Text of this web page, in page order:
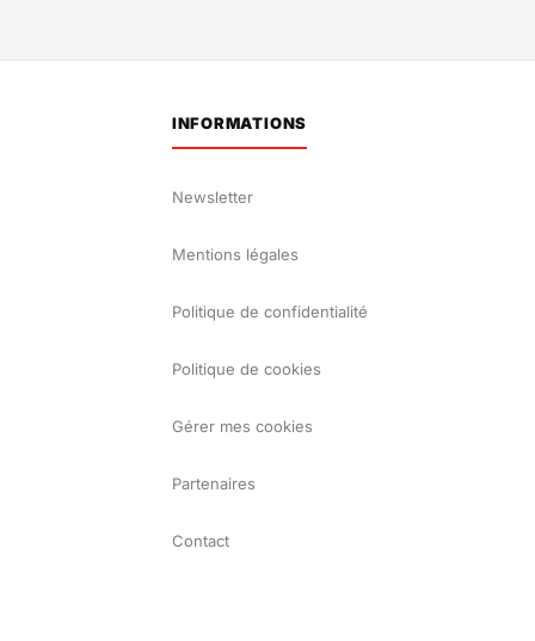
INFORMATIONS
Newsletter
Mentions légales
Politique de confidentialité
Politique de cookies
Gérer mes cookies
Partenaires
Contact